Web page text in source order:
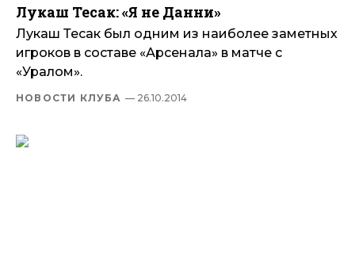
Лукаш Тесак: «Я не Данни»
Лукаш Тесак был одним из наиболее заметных
игроков в составе «Арсенала» в матче с
«Уралом».
НОВОСТИ КЛУБА — 26.10.2014